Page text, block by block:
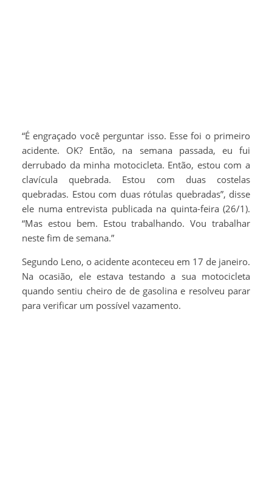
“É engraçado você perguntar isso. Esse foi o primeiro
acidente. OK? Então, na semana passada, eu fui
derrubado da minha motocicleta. Então, estou com a
clavícula quebrada. Estou com duas costelas
quebradas. Estou com duas rótulas quebradas”, disse
ele numa entrevista publicada na quinta-feira (26/1).
“Mas estou bem. Estou trabalhando. Vou trabalhar
neste fim de semana.”
Segundo Leno, o acidente aconteceu em 17 de janeiro.
Na ocasião, ele estava testando a sua motocicleta
quando sentiu cheiro de de gasolina e resolveu parar
para verificar um possível vazamento.